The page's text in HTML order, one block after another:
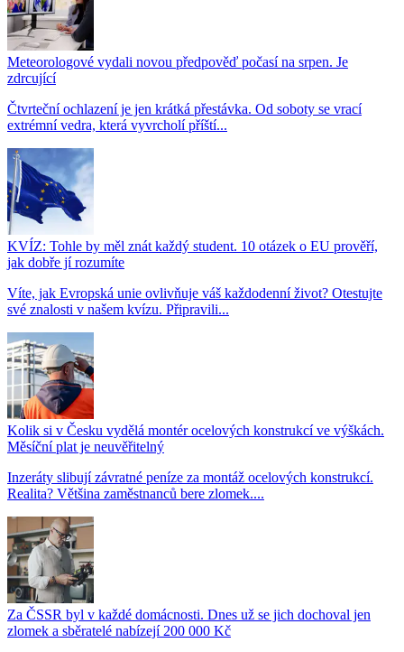
Meteorologové vydali novou předpověď počasí na srpen. Je
zdrcující
Čtvrteční ochlazení je jen krátká přestávka. Od soboty se vrací
extrémní vedra, která vyvrcholí příští...
KVÍZ: Tohle by měl znát každý student. 10 otázek o EU prověří,
jak dobře jí rozumíte
Víte, jak Evropská unie ovlivňuje váš každodenní život? Otestujte
své znalosti v našem kvízu. Připravili...
Kolik si v Česku vydělá montér ocelových konstrukcí ve výškách.
Měsíční plat je neuvěřitelný
Inzeráty slibují závratné peníze za montáž ocelových konstrukcí.
Realita? Většina zaměstnanců bere zlomek....
Za ČSSR byl v každé domácnosti. Dnes už se jich dochoval jen
zlomek a sběratelé nabízejí 200 000 Kč